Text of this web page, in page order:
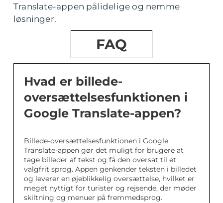
Translate-appen pålidelige og nemme
løsninger.
FAQ
Hvad er billede-
oversættelsesfunktionen i
Google Translate-appen?
Billede-oversættelsesfunktionen i Google
Translate-appen gør det muligt for brugere at
tage billeder af tekst og få den oversat til et
valgfrit sprog. Appen genkender teksten i billedet
og leverer en øjeblikkelig oversættelse, hvilket er
meget nyttigt for turister og rejsende, der møder
skiltning og menuer på fremmedsprog.